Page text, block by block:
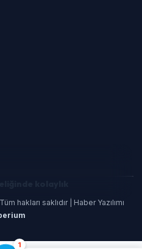
1
hakları saklıdır | Haber Yazılımı